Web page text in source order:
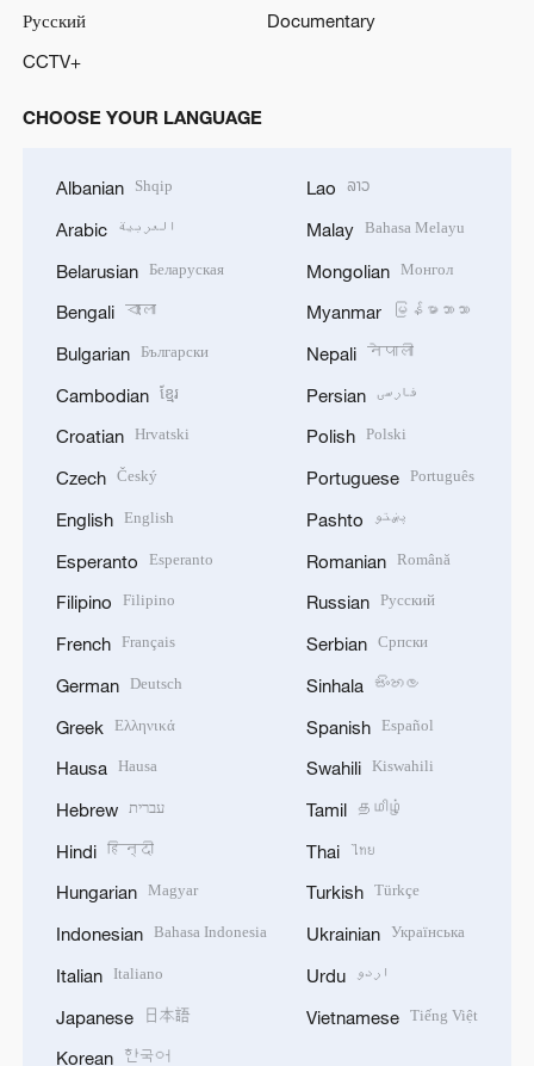
Русский
Documentary
CCTV+
CHOOSE YOUR LANGUAGE
Albanian Shqip
Arabic العربية
Belarusian Беларуская
Bengali বাংলা
Bulgarian Български
Cambodian ខ្មែរ
Croatian Hrvatski
Czech Český
English English
Esperanto Esperanto
Filipino Filipino
French Français
German Deutsch
Greek Ελληνικά
Hausa Hausa
Hebrew עברית
Hindi हिन्दी
Hungarian Magyar
Indonesian Bahasa Indonesia
Italian Italiano
Japanese 日本語
Korean 한국어
Lao ລາວ
Malay Bahasa Melayu
Mongolian Монгол
Myanmar မြန်မာဘာသာ
Nepali नेपाली
Persian فارسی
Polish Polski
Portuguese Português
Pashto پښتو
Romanian Română
Russian Русский
Serbian Српски
Sinhala සිංහල
Spanish Español
Swahili Kiswahili
Tamil தமிழ்
Thai ไทย
Turkish Türkçe
Ukrainian Українська
Urdu اردو
Vietnamese Tiếng Việt